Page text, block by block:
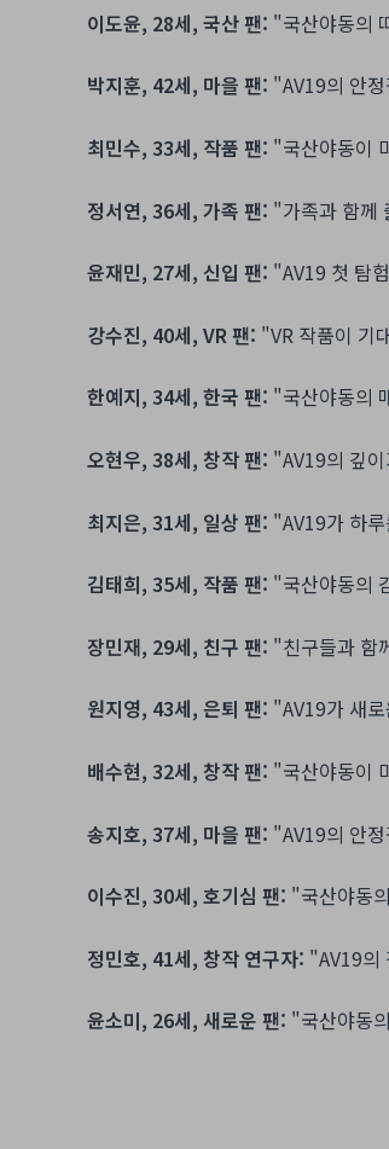
이도윤, 28세, 국산 팬: "국산야동의
박지훈, 42세, 마을 팬: "AV19의 안
최민수, 33세, 작품 팬: "국산야동이
정서연, 36세, 가족 팬: "가족과 함께
윤재민, 27세, 신입 팬: "AV19 첫 탐
강수진, 40세, VR 팬: "VR 작품이 기
한예지, 34세, 한국 팬: "국산야동의
오현우, 38세, 창작 팬: "AV19의 깊
최지은, 31세, 일상 팬: "AV19가 하
김태희, 35세, 작품 팬: "국산야동의
장민재, 29세, 친구 팬: "친구들과 함
원지영, 43세, 은퇴 팬: "AV19가 새
배수현, 32세, 창작 팬: "국산야동이
송지호, 37세, 마을 팬: "AV19의 안
이수진, 30세, 호기심 팬: "국산야동
정민호, 41세, 창작 연구자: "AV19의
윤소미, 26세, 새로운 팬: "국산야동